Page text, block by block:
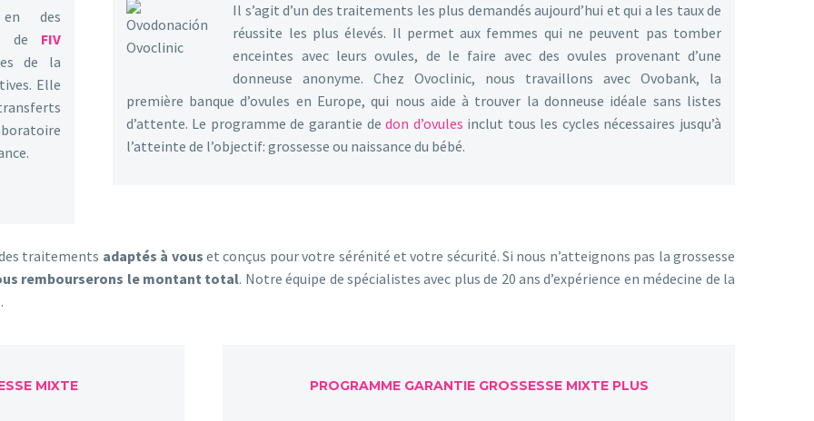
des
de FIV
de la
Elle
Il s’agit d’un des traitements les plus demandés aujourd’hui et qui a les taux de
réussite les plus élevés. Il permet aux femmes qui ne peuvent pas tomber
enceintes avec leurs ovules, de le faire avec des ovules provenant d’une
donneuse anonyme. Chez Ovoclinic, nous travaillons avec Ovobank, la
première banque d’ovules en Europe, qui nous aide à trouver la donneuse idéale sans listes
d’attente. Le programme de garantie dedon d’ovules inclut tous les cycles nécessaires jusqu’à
l’atteinte de l’objectif: grossesse ou naissance du bébé.
traitements adaptés à vous et conçus pour votre sérénité et votre sécurité. Si nous n’atteignons pas la grossesse
rembourserons le montant total. Notre équipe de spécialistes avec plus de 20 ans d’expérience en médecine de la
MIXTE PROGRAMME GARANTIE GROSSESSE MIXTEPLUS